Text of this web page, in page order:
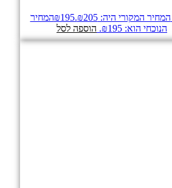
המחיר המקורי היה: ₪205. ₪195
המחיר
הנוכחי הוא: ₪195.
הוספה לסל